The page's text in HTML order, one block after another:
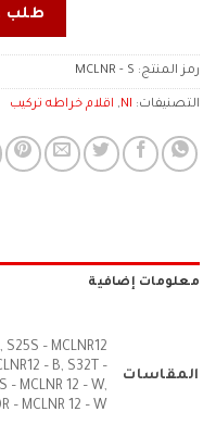
طلب
رمز المنتج: MCLNR - S
التصنيفات: NI
, اقلام خراطه تركيب
معلومات إضافية
المقاسات
S25S – MCLNR12
– B, S32T –
– MCLNR 12 – W,
– MCLNR 12 – W